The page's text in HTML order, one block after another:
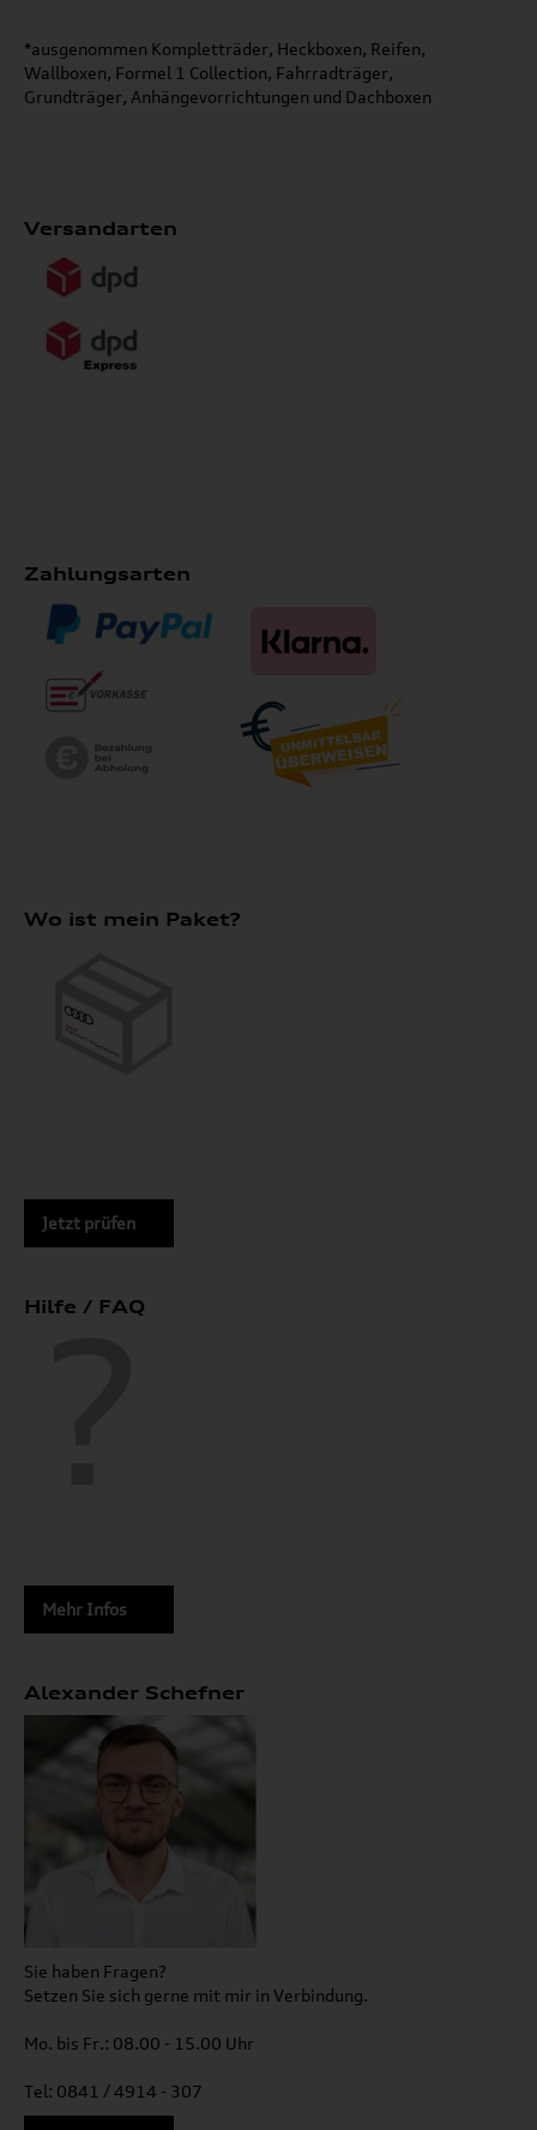
*ausgenommen Kompletträder, Heckboxen, Reifen,
Wallboxen, Formel 1 Collection, Fahrradträger,
Grundträger, Anhängevorrichtungen und Dachboxen
Versandarten
Zahlungsarten
Wo ist mein Paket?
Jetzt prüfen
Hilfe / FAQ
Mehr Infos
Alexander Schefner
Sie haben Fragen?
Setzen Sie sich gerne mit mir in Verbindung.
Mo. bis Fr.: 08.00 - 15.00 Uhr
Tel: 0841 / 4914 - 307